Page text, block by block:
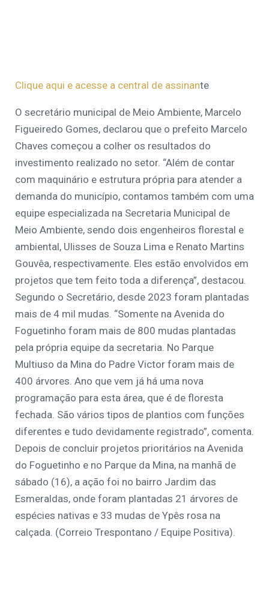
Clique aqui e acesse a central de assinante
O secretário municipal de Meio Ambiente, Marcelo
Figueiredo Gomes, declarou que o prefeito Marcelo
Chaves começou a colher os resultados do
investimento realizado no setor. “Além de contar
com maquinário e estrutura própria para atender a
demanda do município, contamos também com uma
equipe especializada na Secretaria Municipal de
Meio Ambiente, sendo dois engenheiros florestal e
ambiental, Ulisses de Souza Lima e Renato Martins
Gouvêa, respectivamente. Eles estão envolvidos em
projetos que tem feito toda a diferença”, destacou.
Segundo o Secretário, desde 2023 foram plantadas
mais de 4 mil mudas. “Somente na Avenida do
Foguetinho foram mais de 800 mudas plantadas
pela própria equipe da secretaria. No Parque
Multiuso da Mina do Padre Victor foram mais de
400 árvores. Ano que vem já há uma nova
programação para esta área, que é de floresta
fechada. São vários tipos de plantios com funções
diferentes e tudo devidamente registrado”, comenta.
Depois de concluir projetos prioritários na Avenida
do Foguetinho e no Parque da Mina, na manhã de
sábado (16), a ação foi no bairro Jardim das
Esmeraldas, onde foram plantadas 21 árvores de
espécies nativas e 33 mudas de Ypês rosa na
calçada. (Correio Trespontano / Equipe Positiva).